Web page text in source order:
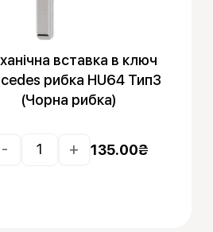
вставка в ключ
рибка HU64 Тип3
(Чорна рибка)
- + 135.00₴